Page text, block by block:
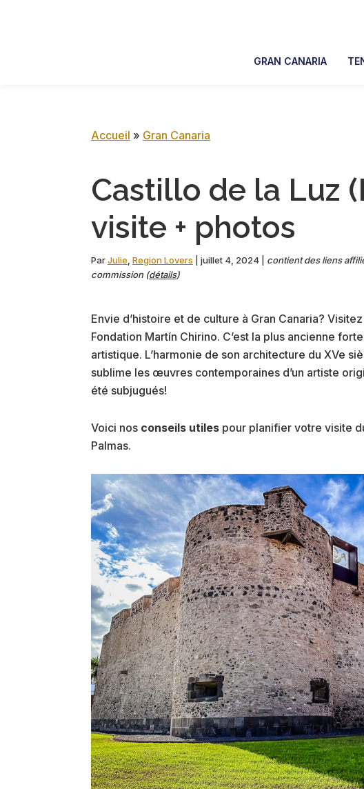
GRAN CANARIA
Accueil » Gran Canaria
Castillo de la Luz
visite + photos
ParJulie Region Lovers juillet 4, 2024
contient des liens
commission (détails)
Envie d’histoire et de culture à Gran Canaria?
Fondation Martín Chirino. C’est la plus ancienne
artistique. L’harmonie de son architecture du XVe
sublime les œuvres contemporaines d’un artiste
été subjugués!
Voici nos conseils utiles pour planifier votre visite
Palmas.